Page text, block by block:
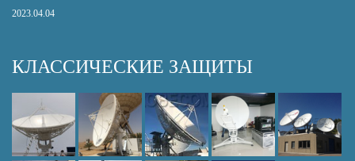
2023.04.04
КЛАССИЧЕСКИЕ ЗАЩИТЫ